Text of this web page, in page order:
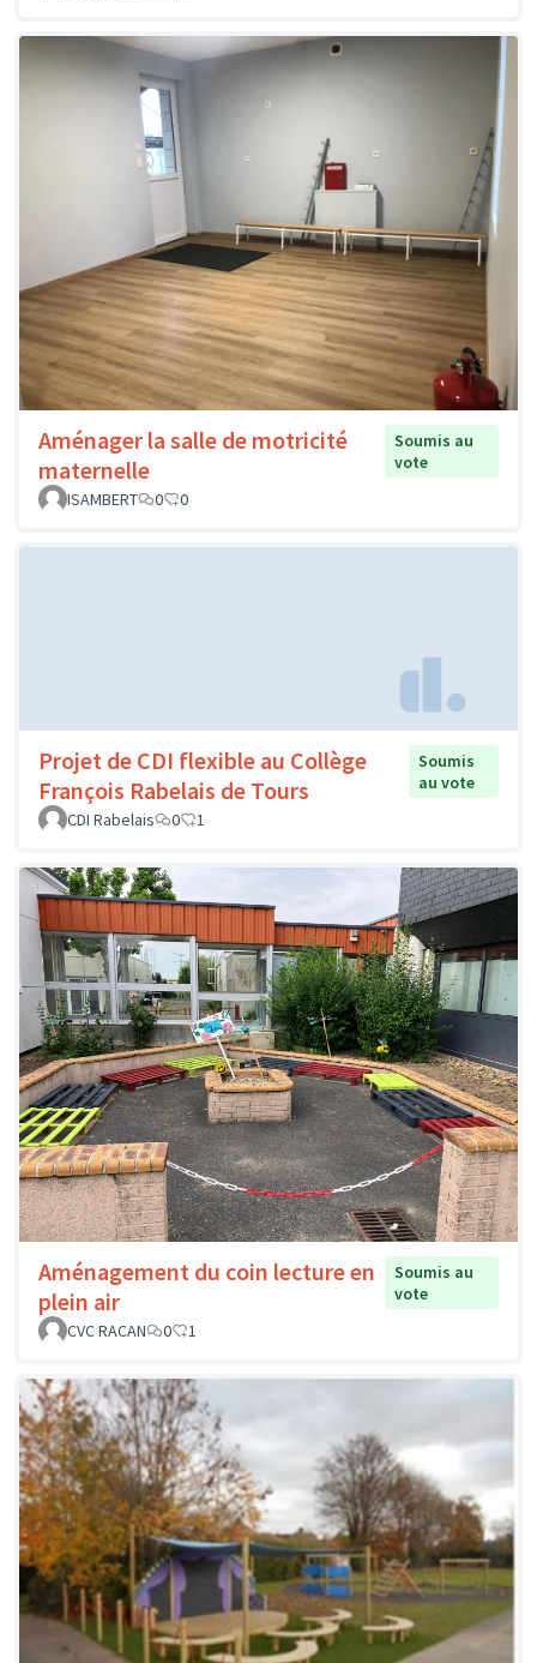
Aménager la salle de motricité
maternelle
Soumis au
vote
ISAMBERT
0 0
Projet de CDI flexible au Collège
François Rabelais de Tours
Soumis
au vote
CDI Rabelais
0 1
Aménagement du coin lecture en
plein air
Soumis au
vote
CVC RACAN
0 1